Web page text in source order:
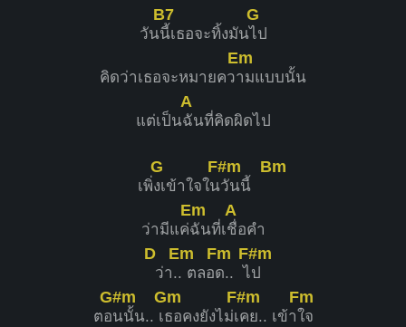
วัน
B7
นี้เธอจะทิ้งมัน
G
ไป
คิดว่าเธอจะหมายคว
Em
ามแบบนั้น
แต่เป็น
A
ฉันที่คิดผิดไป
เพิ่
G
งเข้าใจใน
F#m
วันนี้
Bm
ว่ามีแค่
Em
ฉันที่เ
A
ชื่อคำ
D
ว่า.
Em
. ตลอ
Fm
ด.. ไ
F#m
ป
ตอ
G#m
นนั้น.. เ
Gm
ธอคงยังไม่เ
F#m
คย.. เข้า
Fm
ใจ